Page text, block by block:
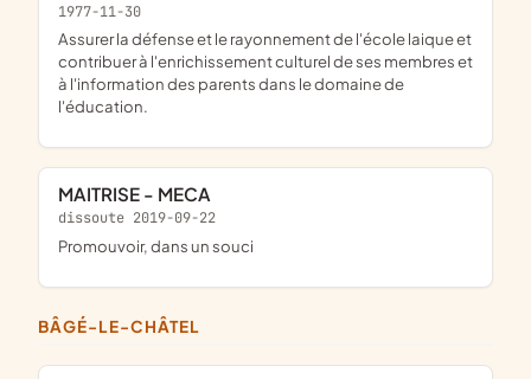
1977-11-30
assurer la défense et le rayonnement de l'école laique et
contribuer à l'enrichissement culturel de ses membres et
à l'information des parents dans le domaine de
l'éducation.
MAITRISE - MECA
dissoute 2019-09-22
promouvoir, dans un souci
BÂGÉ-LE-CHÂTEL